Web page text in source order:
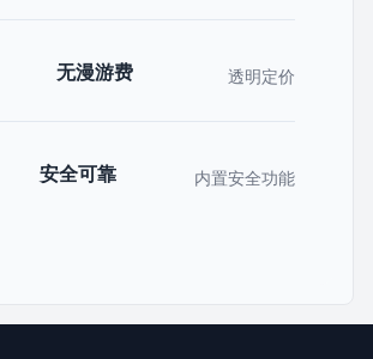
无漫游费 透明定价
安全可靠 内置安全功能